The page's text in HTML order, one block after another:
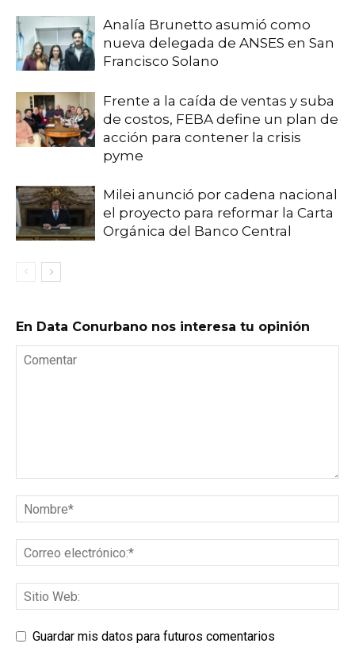
Analía Brunetto asumió como
nueva delegada de ANSES en San
Francisco Solano
Frente a la caída de ventas y suba
de costos, FEBA define un plan de
acción para contener la crisis
pyme
Milei anunció por cadena nacional
el proyecto para reformar la Carta
Orgánica del Banco Central
En Data Conurbano nos interesa tu opinión
Guardar mis datos para futuros comentarios